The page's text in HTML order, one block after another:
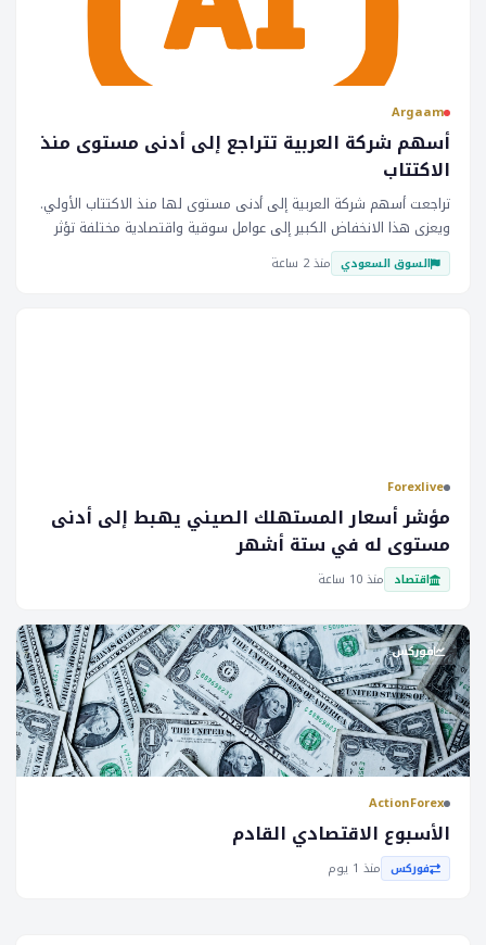
Argaam
أسهم شركة العربية تتراجع إلى أدنى مستوى منذ
الاكتتاب
تراجعت أسهم شركة العربية إلى أدنى مستوى لها منذ الاكتتاب الأولي.
ويعزى هذا الانخفاض الكبير إلى عوامل سوقية واقتصادية مختلفة تؤثر
على مشاعر المستثمرين. وقد شهد سوق الأسهم السعودي تقلبات،
وأداء شركة العربية يعكس الاتجاهات الحالية. يهم انخفاض سعر سهم
والتحرك في تعقيدات سوق الأسهم السعودي.
السوق السعودي منذ 2 ساعة
Forexlive
مؤشر أسعار المستهلك الصيني يهبط إلى أدنى
مستوى له في ستة أشهر
اقتصاد منذ 10 ساعة
فوركس
ActionForex
الأسبوع الاقتصادي القادم
فوركس منذ 1 يوم